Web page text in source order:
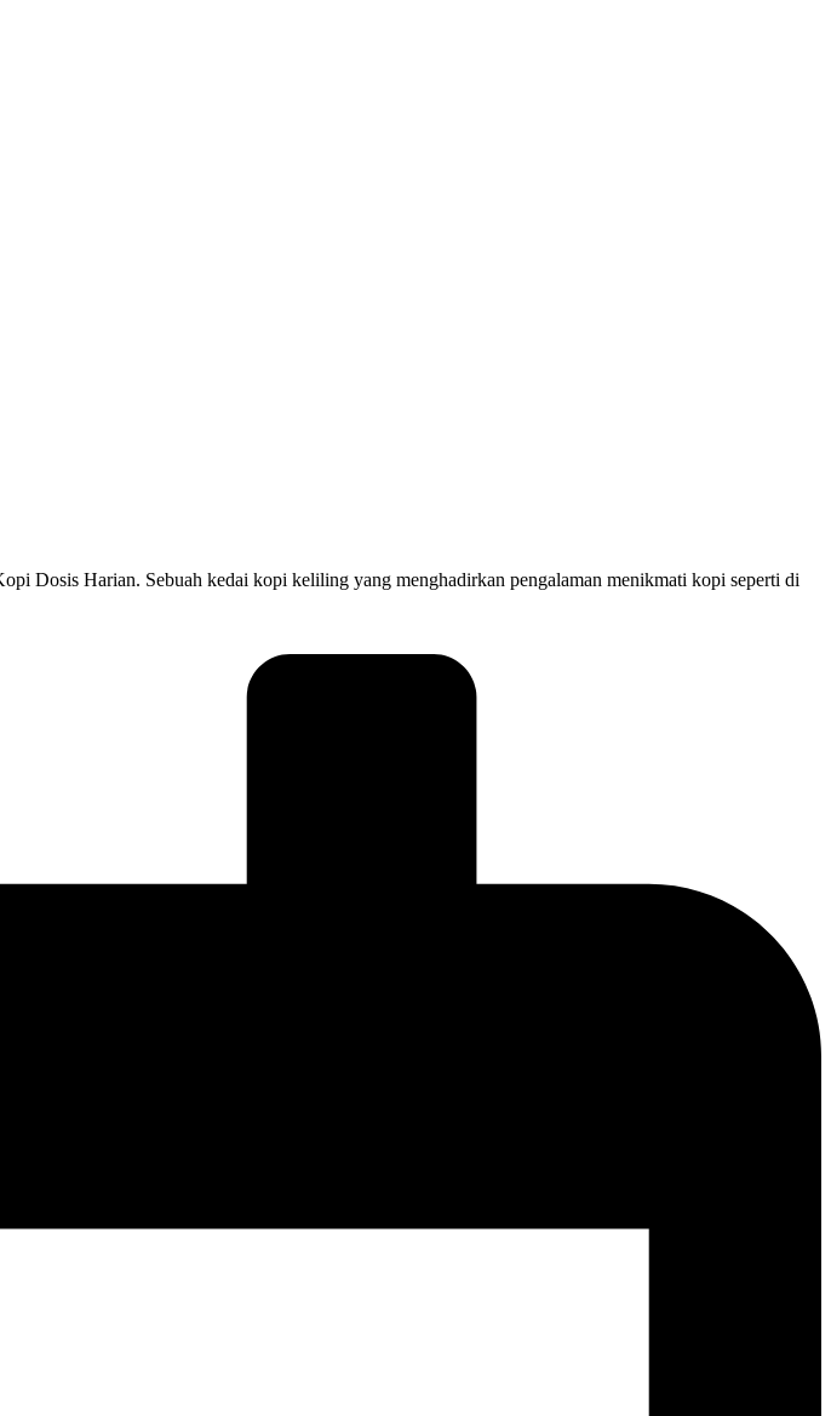
Dosis Harian. Sebuah kedai kopi keliling yang menghadirkan pengalaman menikmati kopi seperti di